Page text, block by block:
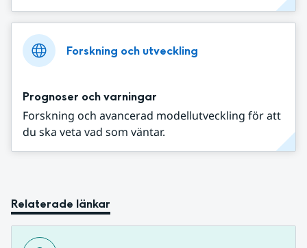
Forskning och utveckling
Prognoser och varningar
Forskning och avancerad modellutveckling för att
du ska veta vad som väntar.
Relaterade länkar